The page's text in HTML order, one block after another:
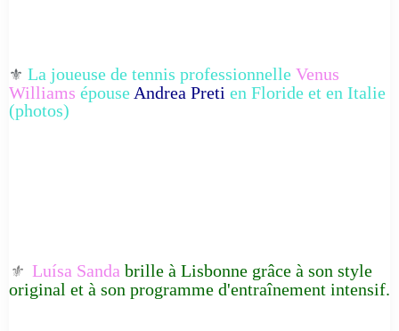
⚜️ La joueuse de tennis professionnelle Venus
Williams épouse Andrea Preti en Floride et en Italie
(photos)
⚜️ Luísa Sanda brille à Lisbonne grâce à son style
original et à son programme d'entraînement intensif.